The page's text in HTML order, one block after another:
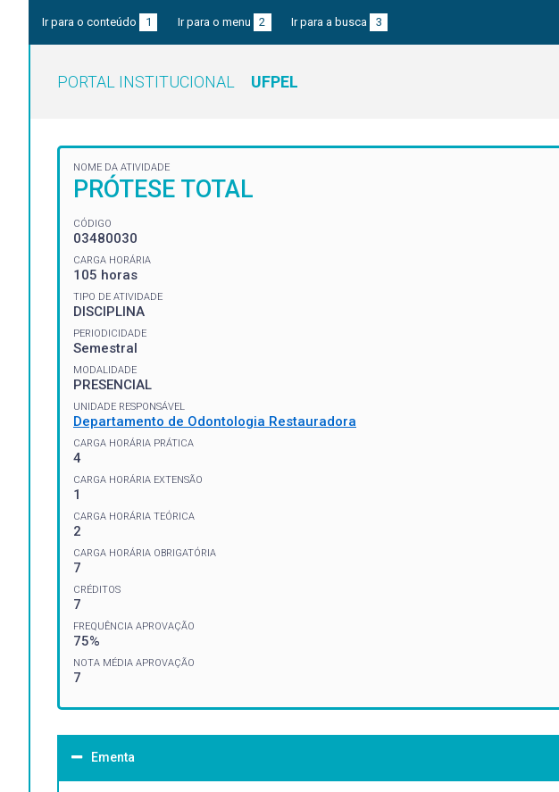
Ir para o conteúdo 1 Ir para o menu 2 Ir para a busca 3
PORTAL INSTITUCIONAL UFPEL
NOME DA ATIVIDADE
PRÓTESE TOTAL
CÓDIGO
03480030
CARGA HORÁRIA
105 horas
TIPO DE ATIVIDADE
DISCIPLINA
PERIODICIDADE
Semestral
MODALIDADE
PRESENCIAL
UNIDADE RESPONSÁVEL
Departamento de Odontologia Restauradora
CARGA HORÁRIA PRÁTICA
4
CARGA HORÁRIA EXTENSÃO
1
CARGA HORÁRIA TEÓRICA
2
CARGA HORÁRIA OBRIGATÓRIA
7
CRÉDITOS
7
FREQUÊNCIA APROVAÇÃO
75%
NOTA MÉDIA APROVAÇÃO
7
Ementa